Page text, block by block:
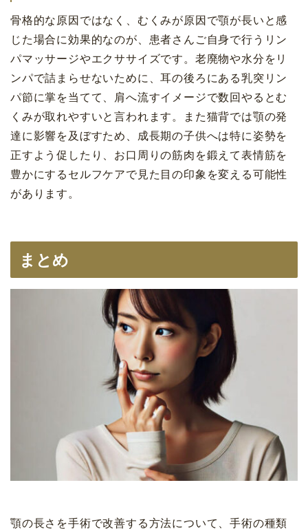
骨格的な原因ではなく、むくみが原因で顎が長いと感
じた場合に効果的なのが、患者さんご自身で行うリン
パマッサージやエクササイズです。老廃物や水分をリ
ンパで詰まらせないために、耳の後ろにある乳突リン
パ節に掌を当てて、肩へ流すイメージで数回やるとむ
くみが取れやすいと言われます。また猫背では顎の発
達に影響を及ぼすため、成長期の子供へは特に姿勢を
正すよう促したり、お口周りの筋肉を鍛えて表情筋を
豊かにするセルフケアで見た目の印象を変える可能性
があります。
まとめ
顎の長さを手術で改善する方法について、手術の種類